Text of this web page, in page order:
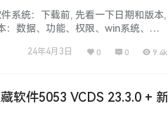
系统：下载前, 先看一下日期和版本,
：数据、功能、权限、win系统、安
24年4月3日 0 0 9.4k
软件5053 VCDS 23.3.0 + 新